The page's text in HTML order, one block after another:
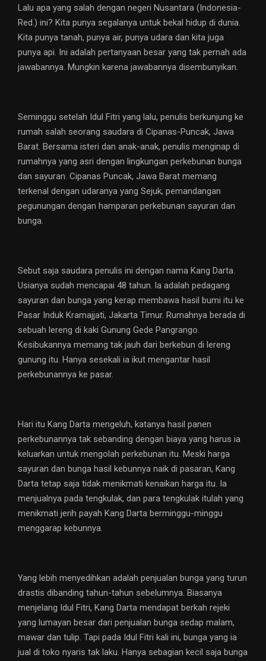
Lalu apa yang salah dengan negeri Nusantara (Indonesia-
Red.) ini? Kita punya segalanya untuk bekal hidup di dunia.
Kita punya tanah, punya air, punya udara dan kita juga
punya api. Ini adalah pertanyaan besar yang tak pernah ada
jawabannya. Mungkin karena jawabannya disembunyikan.
Seminggu setelah Idul Fitri yang lalu, penulis berkunjung ke
rumah salah seorang saudara di Cipanas-Puncak, Jawa
Barat. Bersama isteri dan anak-anak, penulis menginap di
rumahnya yang asri dengan lingkungan perkebunan bunga
dan sayuran. Cipanas Puncak, Jawa Barat memang
terkenal dengan udaranya yang Sejuk, pemandangan
pegunungan dengan hamparan perkebunan sayuran dan
bunga.
Sebut saja saudara penulis ini dengan nama Kang Darta.
Usianya sudah mencapai 48 tahun. la adalah pedagang
sayuran dan bunga yang kerap membawa hasil bumi itu ke
Pasar Induk Kramajjati, Jakarta Timur. Rumahnya berada di
sebuah lereng di kaki Gunung Gede Pangrango.
Kesibukannya memang tak jauh dari berkebun di lereng
gunung itu. Hanya sesekali ia ikut mengantar hasil
perkebunannya ke pasar.
Hari itu Kang Darta mengeluh, katanya hasil panen
perkebunannya tak sebanding dengan biaya yang harus ia
keluarkan untuk mengolah perkebunan itu. Meski harga
sayuran dan bunga hasil kebunnya naik di pasaran, Kang
Darta tetap saja tidak menikmati kenaikan harga itu. Ia
menjualnya pada tengkulak, dan para tengkulak itulah yang
menikmati jerih payah Kang Darta berminggu-minggu
menggarap kebunnya.
Yang lebih menyedihkan adalah penjualan bunga yang turun
drastis dibanding tahun-tahun sebelumnya. Biasanya
menjelang Idul Fitri, Kang Darta mendapat berkah rejeki
yang lumayan besar dari penjualan bunga sedap malam,
mawar dan tulip. Tapi pada Idul Fitri kali ini, bunga yang ia
jual di toko nyaris tak laku. Hanya sebagian kecil saja bunga